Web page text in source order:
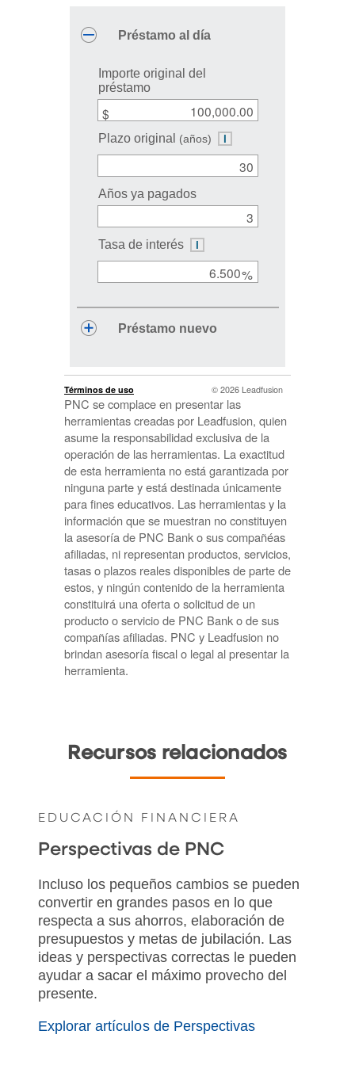
Recursos relacionados
EDUCACIÓN FINANCIERA
Perspectivas de PNC
Incluso los pequeños cambios se pueden
convertir en grandes pasos en lo que
respecta a sus ahorros, elaboración de
presupuestos y metas de jubilación. Las
ideas y perspectivas correctas le pueden
ayudar a sacar el máximo provecho del
presente.
Explorar artículos de Perspectivas